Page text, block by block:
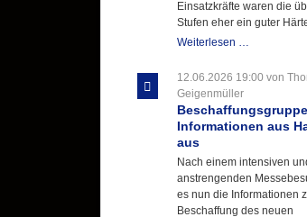
Einsatzkräfte waren die
Stufen eher ein guter
Weiterlesen …
ihre
12.06.2026 19:00 von
Geigenmüller
Informationen aus
aus
Nach einem intensiven
anstrengenden
es nun die Informationen
Beschaffung des neuen